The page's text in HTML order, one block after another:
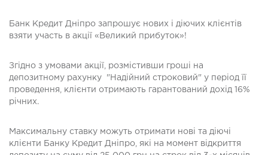
Банк Кредит Дніпро запрошує нових і діючих клієнтів
взяти участь в акції «Великий прибуток»!
Згідно з умовами акції, розмістивши гроші на
депозитному рахунку "Надійний строковий" у період її
проведення, клієнти отримають гарантований дохід 16%
річних.
Максимальну ставку можуть отримати нові та діючі
клієнти Банку Кредит Дніпро, які на момент відкриття